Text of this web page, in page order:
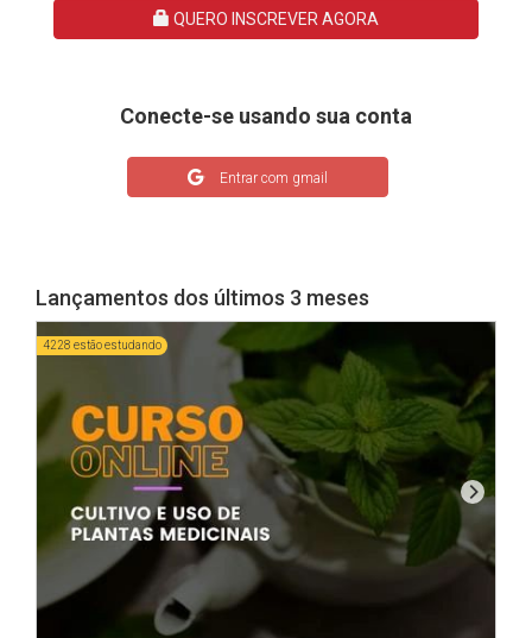
QUERO INSCREVER AGORA
Conecte-se usando sua conta
Entrar com gmail
Lançamentos dos últimos 3 meses
4228 estão estudando